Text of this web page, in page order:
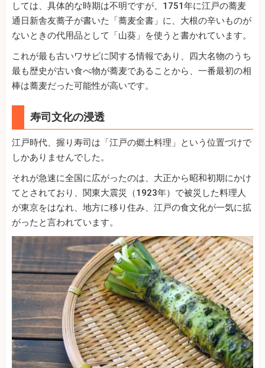
しては、具体的な時期は不明ですが、1751年に江戸の蕎麦
通日新舎友蕎子が書いた「蕎麦全書」に、大根の辛いものが
ないときの代用品として「山葵」を使うと書かれています。
これが最も古いワサビに関する情報であり、四大名物のうち
最も歴史が古い食べ物が蕎麦であることから、一番最初の相
棒は蕎麦だった可能性が高いです。
寿司文化の浸透
江戸時代、握り寿司は「江戸の郷土料理」という位置づけで
しかありませんでした。
それが急速に全国に広がったのは、大正から昭和初期にかけ
てとされており、関東大震災（1923年）で被災した料理人
が東京をはなれ、地方に移り住み、江戸の食文化が一気に拡
がったと言われています。